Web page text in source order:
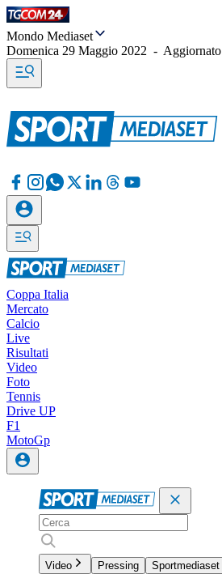
Mondo Mediaset
Domenica 29 Maggio 2022 -
Coppa Italia
Mercato
Calcio
Live
Risultati
Video
Foto
Tennis
Drive UP
F1
MotoGp
Video Pressing